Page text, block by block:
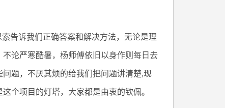
告诉我们正确答案和解决方法，无论是理
论严寒酷暑，杨师傅依旧以身作则每日去
题，不厌其烦的给我们把问题讲清楚,现
个项目的灯塔，大家都是由衷的钦佩。